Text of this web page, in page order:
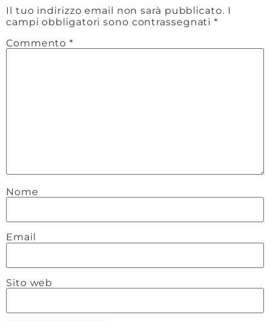
Il tuo indirizzo email non sarà pubblicato. I
campi obbligatori sono contrassegnati*
Commento*
Nome
Email
Sito web